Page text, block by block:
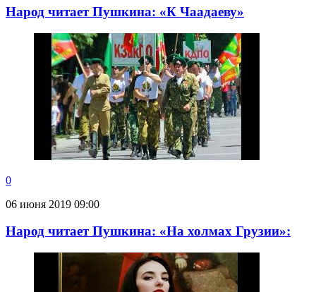
Народ читает Пушкина: «К Чаадаеву»
0
06 июня 2019 09:00
Народ читает Пушкина: «На холмах Грузии»: